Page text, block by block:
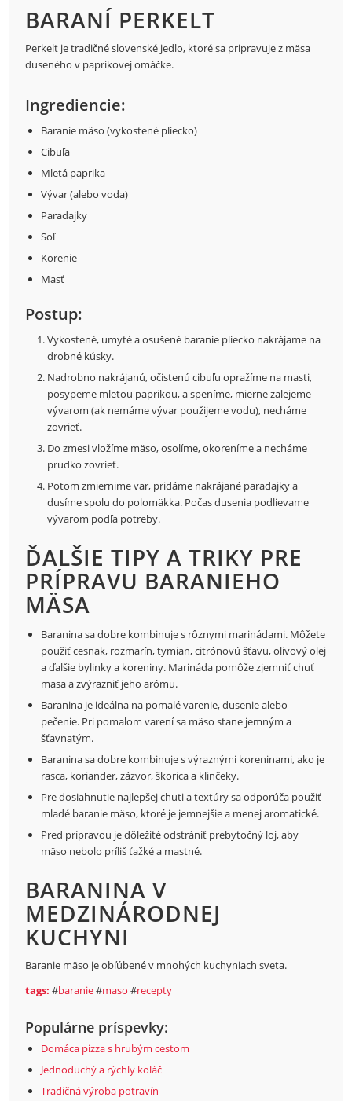
BARANÍ PERKELT
Perkelt je tradičné slovenské jedlo, ktoré sa pripravuje z mäsa
duseného v paprikovej omáčke.
Ingrediencie:
Baranie mäso (vykostené pliecko)
Cibuľa
Mletá paprika
Vývar (alebo voda)
Paradajky
Soľ
Korenie
Masť
Postup:
Vykostené, umyté a osušené baranie pliecko nakrájame na
drobné kúsky.
Nadrobno nakrájanú, očistenú cibuľu opražíme na masti,
posypeme mletou paprikou, a speníme, mierne zalejeme
vývarom (ak nemáme vývar použijeme vodu), necháme
zovrieť.
Do zmesi vložíme mäso, osolíme, okoreníme a necháme
prudko zovrieť.
Potom zmiernime var, pridáme nakrájané paradajky a
dusíme spolu do polomäkka. Počas dusenia podlievame
vývarom podľa potreby.
ĎALŠIE TIPY A TRIKY PRE
PRÍPRAVU BARANIEHO
MÄSA
Baranina sa dobre kombinuje s rôznymi marinádami. Môžete
použiť cesnak, rozmarín, tymian, citrónovú šťavu, olivový olej
a ďalšie bylinky a koreniny. Marináda pomôže zjemniť chuť
mäsa a zvýrazniť jeho arómu.
Baranina je ideálna na pomalé varenie, dusenie alebo
pečenie. Pri pomalom varení sa mäso stane jemným a
šťavnatým.
Baranina sa dobre kombinuje s výraznými koreninami, ako je
rasca, koriander, zázvor, škorica a klinčeky.
Pre dosiahnutie najlepšej chuti a textúry sa odporúča použiť
mladé baranie mäso, ktoré je jemnejšie a menej aromatické.
Pred prípravou je dôležité odstrániť prebytočný loj, aby
mäso nebolo príliš ťažké a mastné.
BARANINA V
MEDZINÁRODNEJ
KUCHYNI
Baranie mäso je obľúbené v mnohých kuchyniach sveta.
tags: #baranie#maso #recepty
Populárne príspevky:
Domáca pizza s hrubým cestom
Jednoduchý a rýchly koláč
Tradičná výroba potravín